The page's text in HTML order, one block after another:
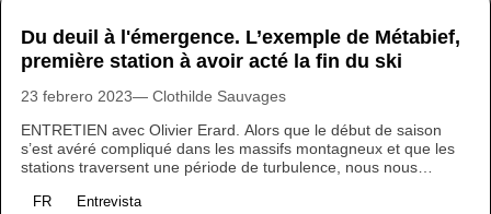
Du deuil à l'émergence. L’exemple de Métabief,
première station à avoir acté la fin du ski
23 febrero 2023 Clothilde Sauvages
ENTRETIEN avec Olivier Erard. Alors que le début de saison
s’est avéré compliqué dans les massifs montagneux et que les
stations traversent une période de turbulence, nous nous
démarche de transition de la station de Métabief dans le Jura.
FR Entrevista